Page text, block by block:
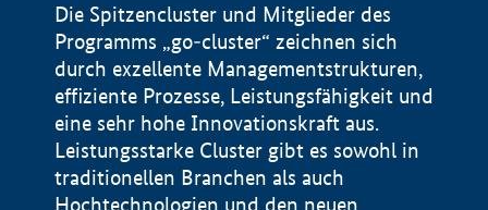
Die Spitzencluster und Mitglieder des
Programms „go-cluster“ zeichnen sich
durch exzellente Managementstrukturen,
effiziente Prozesse, Leistungsfähigkeit und
eine sehr hohe Innovationskraft aus.
Leistungsstarke Cluster gibt es sowohl in
traditionellen Branchen als auch
Hochtechnologien und den neuen